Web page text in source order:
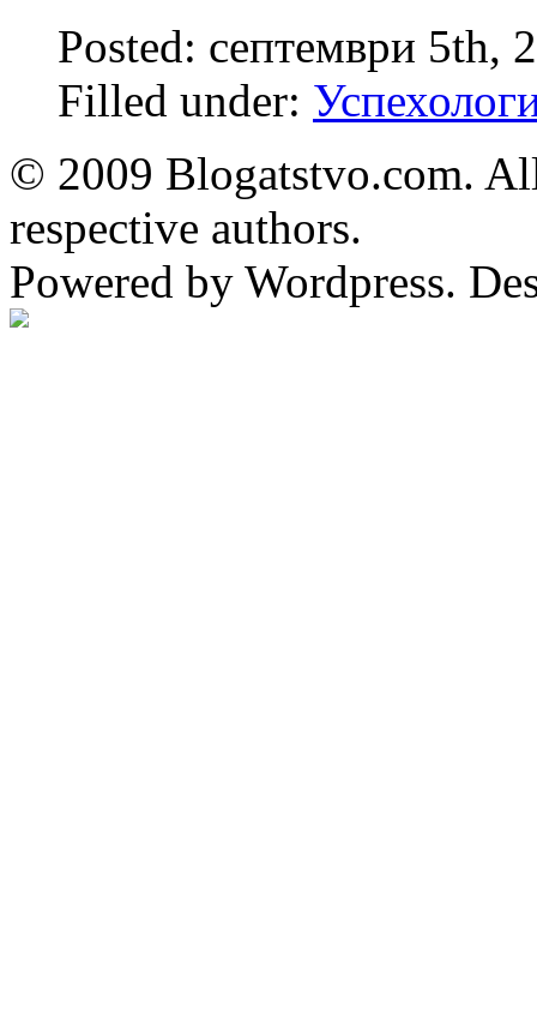
Posted: септември 5th,
Filled under:
© 2009 Blogatstvo.com.
respective authors.
Powered by Wordpress.